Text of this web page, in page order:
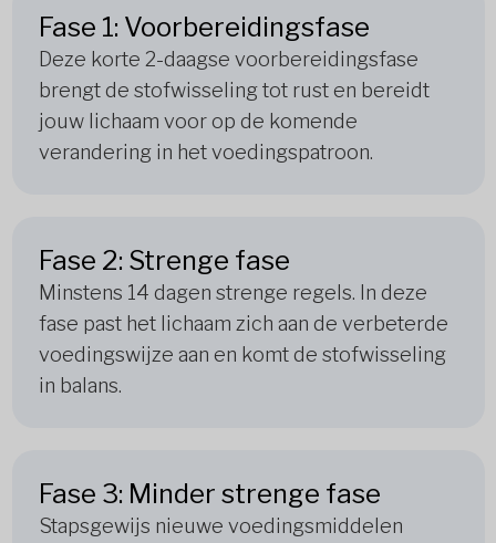
Fase 1: Voorbereidingsfase
Deze korte 2-daagse voorbereidingsfase
brengt de stofwisseling tot rust en bereidt
jouw lichaam voor op de komende
verandering in het voedingspatroon.
Fase 2: Strenge fase
Minstens 14 dagen strenge regels. In deze
fase past het lichaam zich aan de verbeterde
voedingswijze aan en komt de stofwisseling
in balans.
Fase 3: Minder strenge fase
Stapsgewijs nieuwe voedingsmiddelen